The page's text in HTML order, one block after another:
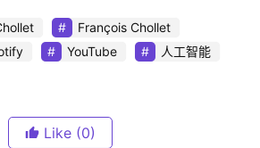
François Chollet
YouTube
人工智能
Like (0)